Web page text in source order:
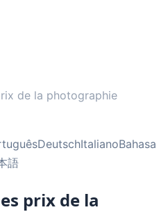
de la photographie
DeutschItalianoBahasa
語
prix de la